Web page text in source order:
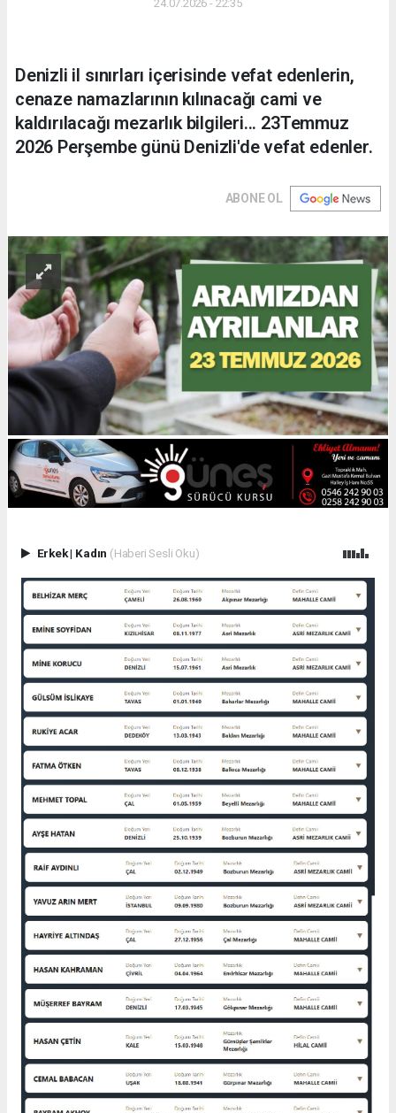
24.07.2026 - 22:35
Denizli il sınırları içerisinde vefat edenlerin,
cenaze namazlarının kılınacağı cami ve
kaldırılacağı mezarlık bilgileri... 23Temmuz
2026 Perşembe günü Denizli'de vefat edenler.
ABONE OL
Erkek| Kadın (Haberi Sesli Oku)